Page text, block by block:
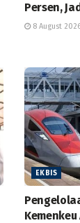
Persen,
8 August
EKBIS